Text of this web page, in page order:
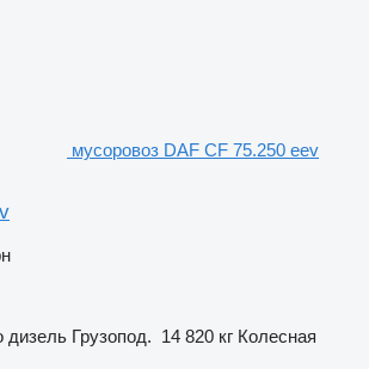
мусоровоз DAF CF 75.250 eev
дизель Грузопод. 14 820 кг Колесная